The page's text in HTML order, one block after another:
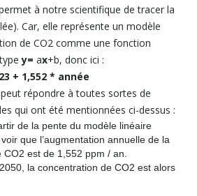
à notre scientifique de tracer la
Car, elle représente un modèle
de CO2 comme une fonction
typey= ax+b, donc ici :
+ 1,552 * année
répondre à toutes sortes de
qui ont été mentionnées ci-dessus :
de la pente du modèle linéaire
que l’augmentation annuelle de la
est de 1,552 ppm / an.
la concentration de CO2 est alors